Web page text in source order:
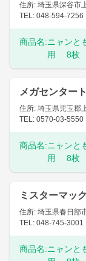
住所: 埼玉県深谷市
TEL: 048-594-7256
商品名:ニャンと
用 8枚
メガセンター
住所: 埼玉県児玉郡
TEL: 0570-03-5550
商品名:ニャンと
用 8枚
ミスターマッ
住所: 埼玉県春日部
TEL: 048-745-3001
商品名:ニャンと